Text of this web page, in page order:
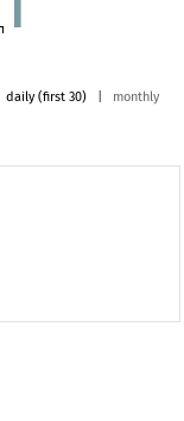
daily (first 30) monthly